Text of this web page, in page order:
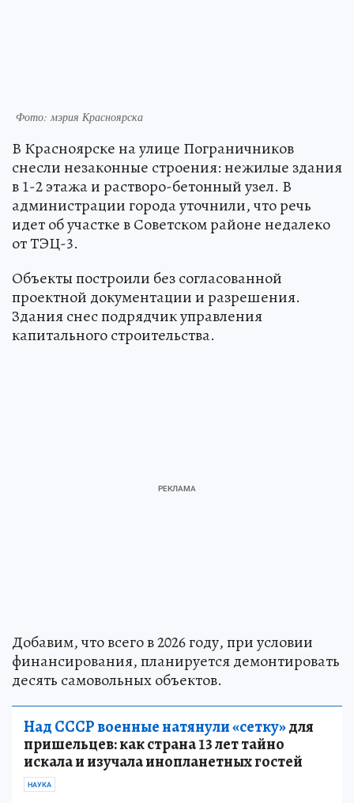
Фото: мэрия Красноярска
В Красноярске на улице Пограничников
снесли незаконные строения: нежилые здания
в 1-2 этажа и растворо-бетонный узел. В
администрации города уточнили, что речь
идет об участке в Советском районе недалеко
от ТЭЦ-3.
Объекты построили без согласованной
проектной документации и разрешения.
Здания снес подрядчик управления
капитального строительства.
Добавим, что всего в 2026 году, при условии
финансирования, планируется демонтировать
десять самовольных объектов.
Над СССР военные натянули «сетку»для
пришельцев: как страна 13 лет тайно
искала и изучала инопланетных гостей
НАУКА